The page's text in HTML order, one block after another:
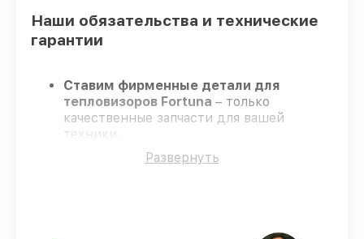
Наши обязательства и технические
гарантии
Ставим фирменные детали для
тепловизоров Fortuna – только
качественные запчасти для вашей
техники.
Опытные мастера
регулярное обучение, что гарантирует
Развернуть